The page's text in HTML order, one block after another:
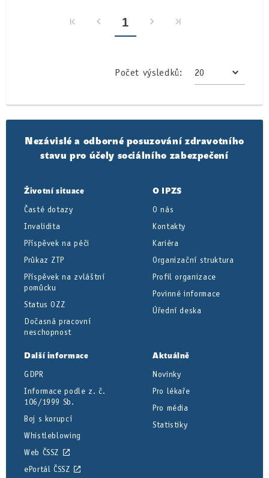
1
Počet výsledků:
Nezávislé a odborné posuzování zdravotního
stavu pro účely sociálního zabezpečení
Životní situace
Časté dotazy
Invalidita
Příspěvek na péči
Průkaz ZTP
Příspěvek na zvláštní
pomůcku
Status OZZ
Dočasná pracovní
neschopnost
O IPZS
O nás
Kontakty
Kariéra
Organizační struktura
Profil organizace
Povinné informace
Úřední deska
Další informace
GDPR
Informace podle z. č.
106/1999 Sb.
Boj s korupcí
Whistleblowing
Web ČSSZ
ePortál ČSSZ
Aktuálně
Novinky
Pro lékaře
Pro média
Statistiky